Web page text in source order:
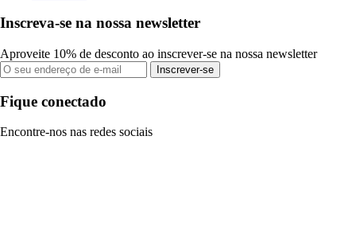
Inscreva-se na nossa newsletter
Aproveite 10% de desconto ao inscrever-se na nossa newsletter
Inscrever-se
Fique conectado
Encontre-nos nas redes sociais